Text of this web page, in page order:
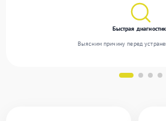
Быстрая
Выясним причину перед